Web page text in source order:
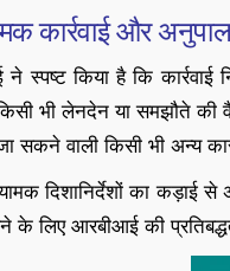
कार्रवाई और
स्पष्ट किया है कि
भी लेनदेन या समझौते की
सकने वाली किसी भी अन्य
दिशानिर्देशों का कड़ाई
के लिए आरबीआई की